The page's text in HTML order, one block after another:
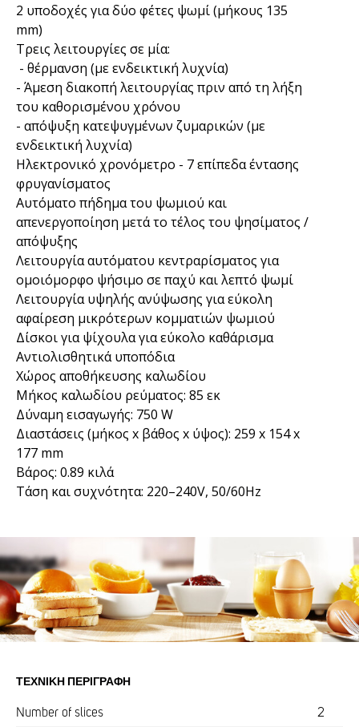
2 υποδοχές για δύο φέτες ψωμί (μήκους 135
mm)
Τρεις λειτουργίες σε μία:
- θέρμανση (με ενδεικτική λυχνία)
- Άμεση διακοπή λειτουργίας πριν από τη λήξη
του καθορισμένου χρόνου
- απόψυξη κατεψυγμένων ζυμαρικών (με
ενδεικτική λυχνία)
Ηλεκτρονικό χρονόμετρο - 7 επίπεδα έντασης
φρυγανίσματος
Αυτόματο πήδημα του ψωμιού και
απενεργοποίηση μετά το τέλος του ψησίματος /
απόψυξης
Λειτουργία αυτόματου κεντραρίσματος για
ομοιόμορφο ψήσιμο σε παχύ και λεπτό ψωμί
Λειτουργία υψηλής ανύψωσης για εύκολη
αφαίρεση μικρότερων κομματιών ψωμιού
Δίσκοι για ψίχουλα για εύκολο καθάρισμα
Αντιολισθητικά υποπόδια
Χώρος αποθήκευσης καλωδίου
Μήκος καλωδίου ρεύματος: 85 εκ
Δύναμη εισαγωγής: 750 W
Διαστάσεις (μήκος х βάθος х ύψος): 259 x 154 x
177 mm
Βάρος: 0.89 κιλά
Τάση και συχνότητα: 220–240V, 50/60Hz
ΤΕΧΝΙΚΉ ΠΕΡΙΓΡΑΦΉ
Number of slices 2